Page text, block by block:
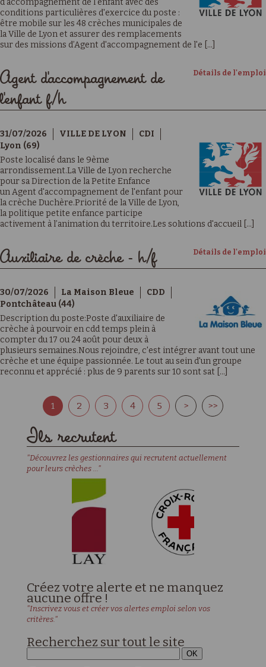
d'accompagnement de l'enfant avec des
conditions particulières d'exercice du poste :
être mobile sur les 48 crèches municipales de
la Ville de Lyon et assurer des remplacements
sur des missions d’Agent d'accompagnement de l'e [...]
Détails de l'emploi
Agent d'accompagnement de
l'enfant f/h
31/07/2026 VILLE DE LYON
CDI
Lyon (69)
Poste localisé dans le 9ème
arrondissement.La Ville de Lyon recherche
pour sa Direction de la Petite Enfance
un Agent d'accompagnement de l'enfant pour
la crèche Duchère.Priorité de la Ville de Lyon,
la politique petite enfance participe
activement à l’animation du territoire.Les solutions d'accueil [...]
Détails de l'emploi
Auxiliaire de crèche - h/f
30/07/2026 La Maison Bleue
CDD
Pontchâteau (44)
Description du poste:Poste d'auxiliaire de
crèche à pourvoir en cdd temps plein à
compter du 17 ou 24 août pour deux à
plusieurs semaines.Nous rejoindre, c'est intégrer avant tout une
crèche et une équipe passionnée. Le tout au sein d'un groupe
reconnu et apprécié : plus de 9 parents sur 10 sont sat [...]
1 2 3 4 5 > >>
Ils recrutent
"Découvrez les gestionnaires qui recrutent actuellement
pour leurs crèches ..."
Créez votre alerte et ne manquez
aucune offre !
"Inscrivez vous et créer vos alertes emploi selon vos
critères."
Recherchez sur tout le site